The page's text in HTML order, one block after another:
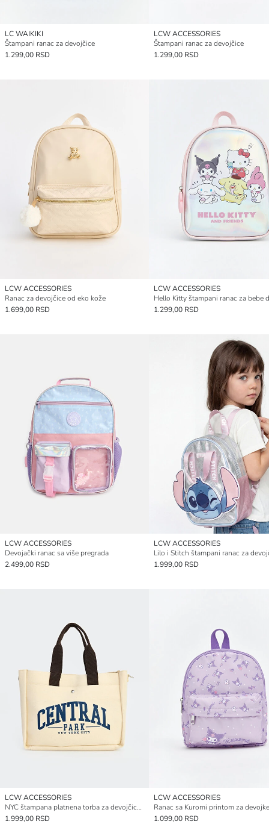
LC WAIKIKI
Štampani ranac za devojčice
1.299,00 RSD
LCW ACCESSORIES
Štampani ranac za devojčice
1.299,00 RSD
LCW ACCESSORIES
Ranac za devojčice od eko kože
1.699,00 RSD
LCW ACCESSORIES
1.299,00 RSD
LCW ACCESSORIES
Devojački ranac sa više pregrada
2.499,00 RSD
LCW ACCESSORIES
Lilo i Stitch štampani ranac za
1.999,00 RSD
LCW ACCESSORIES
NYC štampana platnena torba za devojčice preko ramena
1.999,00 RSD
LCW ACCESSORIES
Ranac sa Kuromi printom za devojke
1.099,00 RSD